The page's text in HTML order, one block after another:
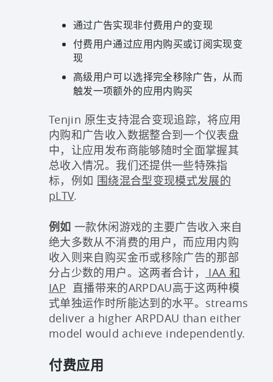
通过广告实现非付费用户的变现
付费用户通过应用内购买或订阅实现变
现
高级用户可以选择完全移除广告，从而
触发一项额外的应用内购买
Tenjin 原生支持混合变现追踪，将应用
内购和广告收入数据整合到一个仪表盘
中，让应用发布商能够随时全面掌握其
总收入情况。我们还提供一些特殊指
标，例如 围绕混合型变现模式发展的
pLTV.
例如 一款休闲游戏的主要广告收入来自
绝大多数从不消费的用户，而应用内购
收入则来自购买金币或移除广告的那部
分占少数的用户。这两者合计，
IAA 和
IAP 直播带来的ARPDAU高于这两种模
式单独运作时所能达到的水平。streams
deliver a higher ARPDAU than either
model would achieve independently.
付费应用